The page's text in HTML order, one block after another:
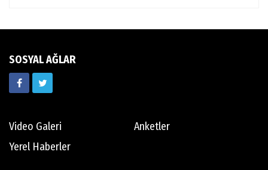
SOSYAL AĞLAR
Video Galeri
Anketler
Yerel Haberler